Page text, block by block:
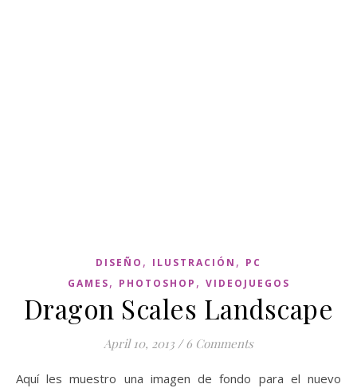
DISEÑO , ILUSTRACIÓN , PC
GAMES, PHOTOSHOP , VIDEOJUEGOS
Dragon Scales Landscape
April 10, 2013 / 6 Comments
Aquí les muestro una imagen de fondo para el nuevo